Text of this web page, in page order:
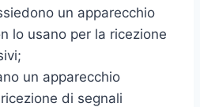
un apparecchio
lo usano per la ricezione
un apparecchio
di segnali